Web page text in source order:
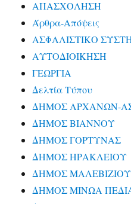
ΑΠΑΣΧΟΛΗΣΗ
Άρθρα-Απόψεις
ΑΣΦΑΛΙΣΤΙΚΟ
ΑΥΤΟΔΙΟΙΚΗΣΗ
ΓΕΩΡΓΙΑ
Δελτία Τύπου
ΔΗΜΟΣ ΑΡΧΑΝΩΝ-
ΔΗΜΟΣ ΒΙΑΝΝΟΥ
ΔΗΜΟΣ ΓΟΡΤΥΝΑΣ
ΔΗΜΟΣ ΗΡΑΚΛΕΙΟΥ
ΔΗΜΟΣ ΜΑΛΕΒΙΖΙΟΥ
ΔΗΜΟΣ ΜΙΝΩΑ